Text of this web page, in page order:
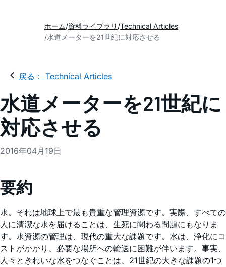
ホーム 資料ライブラリ Technical Articles
水道メーターを21世紀に対応させる
戻る： Technical Articles
水道メーターを21世紀に
対応させる
2016年04月19日
要約
水。それは地球上で最も貴重な管理資源です。実際、すべての
人に清潔な水を届けることは、生死に関わる問題にもなりま
す。水資源の管理は、現代の重大な課題です。水は、浄化にコ
ストがかかり、必要な場所への輸送に困難が伴います。事実、
人々ときれいな水をつなぐことは、21世紀の大きな課題の1つ